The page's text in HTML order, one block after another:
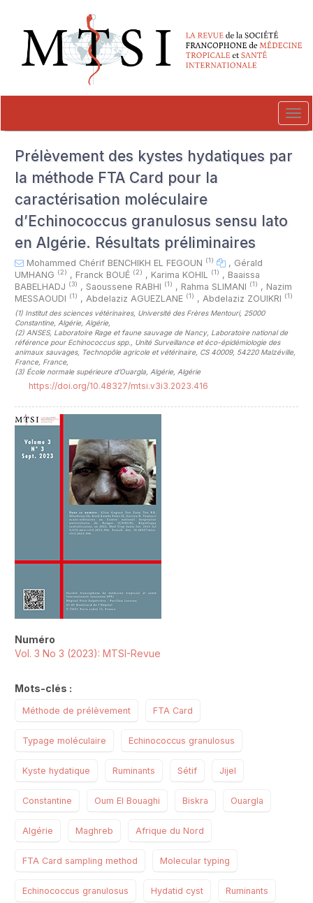
##plugins.themes.novelty.accessible_menu.main_navigation##
##plugins.themes.novelty.accessible_menu.main_content##
##plugins.themes.novelty.accessible_menu.sidebar##
Prélèvement des kystes hydatiques par
la méthode FTA Card pour la
caractérisation moléculaire
d’Echinococcus granulosus sensu lato
en Algérie. Résultats préliminaires
Mohammed Chérif BENCHIKH EL FEGOUN (1) , Gérald
UMHANG (2) , Franck BOUÉ (2) , Karima KOHIL (1) , Baaissa
BABELHADJ (3) , Saoussene RABHI (1) , Rahma SLIMANI (1) , Nazim
MESSAOUDI (1) , Abdelaziz AGUEZLANE (1) , Abdelaziz ZOUIKRI (1)
(1) Institut des sciences vétérinaires, Université des Frères Mentouri, 25000
Constantine, Algérie, Algérie,
(2) ANSES, Laboratoire Rage et faune sauvage de Nancy, Laboratoire national de
référence pour Echinococcus spp., Unité Surveillance et éco-épidémiologie des
animaux sauvages, Technopôle agricole et vétérinaire, CS 40009, 54220 Malzéville,
France, France,
(3) École normale supérieure d’Ouargla, Algérie, Algérie
https://doi.org/10.48327/mtsi.v3i3.2023.416
Numéro
Vol. 3 No 3 (2023): MTSI-Revue
Mots-clés :
Méthode de prélèvement FTA Card
Typage moléculaire Echinococcus granulosus
Kyste hydatique Ruminants Sétif Jijel
Constantine Oum El Bouaghi Biskra Ouargla
Algérie Maghreb Afrique du Nord
FTA Card sampling method Molecular typing
Echinococcus granulosus Hydatid cyst Ruminants